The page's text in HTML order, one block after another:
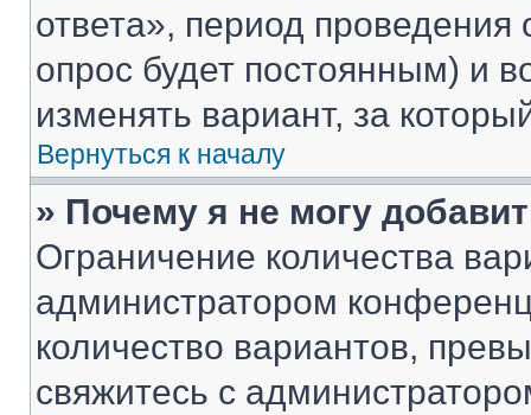
ответа», период проведения
опрос будет постоянным) и
изменять вариант, за
Вернуться к началу
» Почему я не могу
Ограничение количества
администратором
количество вариантов,
свяжитесь с